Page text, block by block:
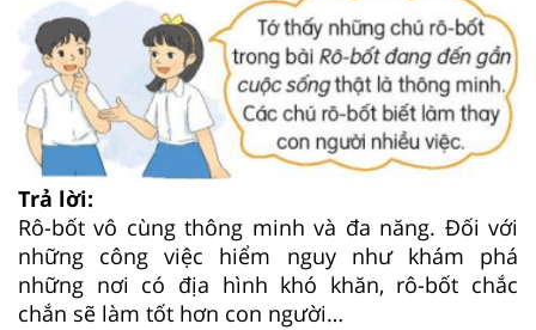
Trả lời:
Rô-bốt vô cùng thông minh và đa năng. Đối với
những công việc hiểm nguy như khám phá
những nơi có địa hình khó khăn, rô-bốt chắc
chắn sẽ làm tốt hơn con người…